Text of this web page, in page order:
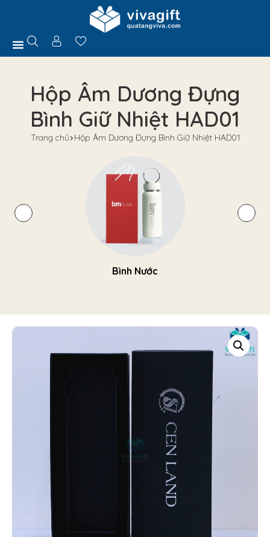
Hộp Âm Dương Đựng
Bình Giữ Nhiệt HAD01
Trang chủ Hộp Âm Dương Đựng Bình Giữ Nhiệt HAD01
Bình Nước